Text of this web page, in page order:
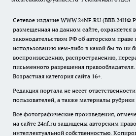
Сетевое издание WWW.24NF.RU
размещенная на данном сайте, охраняется
законодательством РФ об авторском праве
использованию кем-либо в какой бы то ни
воспроизведению, распространению,
письменного разрешения правообладателя.
Возрастная категория сайта 16+.
Редакция портала не несет
пользователей, а также материалы
Все фотографические произведения,
на сайте 24nf.ru защищены авторским
интеллектуальной собственностью.